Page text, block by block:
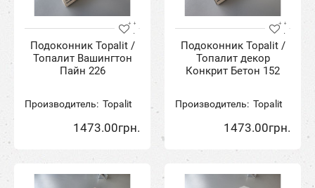
Подоконник Topalit /
Топалит Вашингтон
Пайн 226
Производитель: Topalit
1473.00грн.
Подоконник Topalit /
Топалит декор
Конкрит Бетон 152
Производитель: Topalit
1473.00грн.